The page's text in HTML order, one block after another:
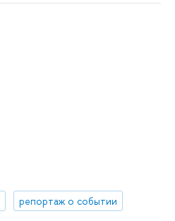
репортаж о событии